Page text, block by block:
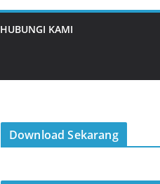
HUBUNGI KAMI
Download Sekarang